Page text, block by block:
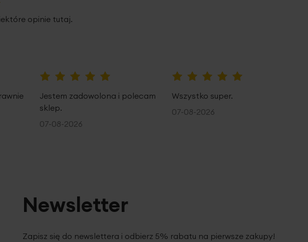
opinie tutaj.
Jestem zadowolona i polecam
sklep.
07-08-2026
Wszystko super.
07-08-2026
Newsletter
Zapisz się do newslettera i odbierz 5% rabatu na pierwsze zakupy!